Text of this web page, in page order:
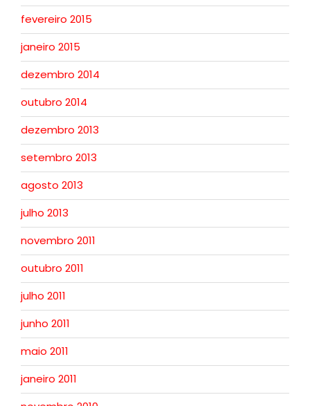
fevereiro 2015
janeiro 2015
dezembro 2014
outubro 2014
dezembro 2013
setembro 2013
agosto 2013
julho 2013
novembro 2011
outubro 2011
julho 2011
junho 2011
maio 2011
janeiro 2011